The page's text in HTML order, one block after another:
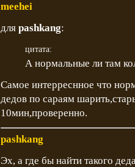
meehei
для pashkang:
цитата:
А нормальные ли там
Самое интерреснное что
дедов по сараям
10мин,проверенно.
pashkang
Эх, а где бы найти такого